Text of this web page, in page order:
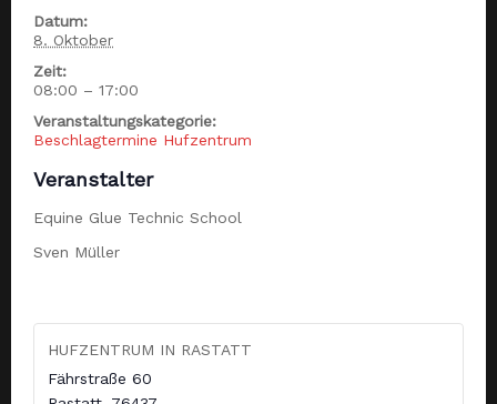
Datum:
8. Oktober
Zeit:
08:00 – 17:00
Veranstaltungskategorie:
Beschlagtermine Hufzentrum
Veranstalter
Equine Glue Technic School
Sven Müller
HUFZENTRUM IN RASTATT
Fährstraße 60